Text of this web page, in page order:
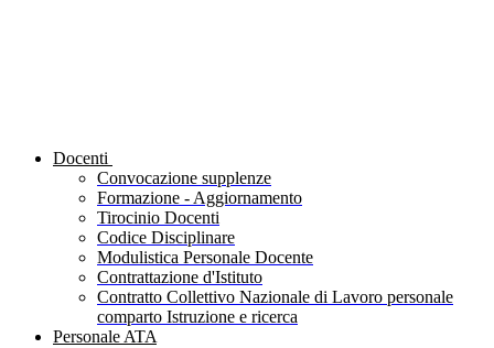
Docenti
Convocazione supplenze
Formazione - Aggiornamento
Tirocinio Docenti
Codice Disciplinare
Modulistica Personale Docente
Contrattazione d'Istituto
Contratto Collettivo Nazionale di Lavoro personale
comparto Istruzione e ricerca
Personale ATA